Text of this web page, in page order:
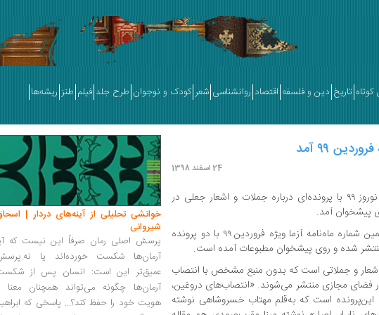
کوتاه تاریخ دین و فلسفه اقتصاد روانشناسی شعر کودک و نوجوان طرح جلد فیلم طنز ریشه‌ها
۹۹ آمد
24 اسفند 1398
شماره جدید مجله آزما ویژه نوروز ۹۹ با پرونده‌ای درباره جملات و اشعار جعلی در
پیشخوان آمد.
به گزارش مهر، صدوچهل‌وپنجمین شماره ماه‌نامه آزما ویژه فروردین ۹۹ با دو پرونده
منتشر شده و روی پیشخوان مطبوعات آمده است.
اشعار و جملاتی است که بدون منبع مشخص با انتصاب
فضای مجازی منتشر می‌شوند. «انتصاب‌های دروغین،
این‌پرونده است که به‌قلم مهتاب خسروشاهی نوشته
خوانشی تحلیلی از آینه‌های دردار |
شیروانی
پرسش اصلی رمان صرفاً این نیست که
آرمان‌ها شکست خورده‌اند یا
عمیق‌تر این است: انسان پس از
آرمان‌ها چگونه می‌تواند همچنان معنا
هویت خود را حفظ کند؟... پاسخی که